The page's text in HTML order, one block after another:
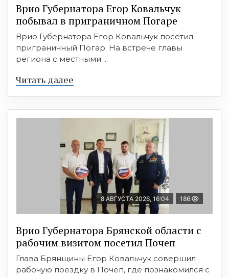
Врио Губернатора Егор Ковальчук
побывал в приграничном Погаре
Врио Губернатора Егор Ковальчук посетил
приграничный Погар. На встрече главы
региона с местными ...
Читать далее
8 АВГУСТА 2026, 16:04 186
Врио Губернатора Брянской области с
рабочим визитом посетил Почеп
Глава Брянщины Егор Ковальчук совершил
рабочую поездку в Почеп, где познакомился с